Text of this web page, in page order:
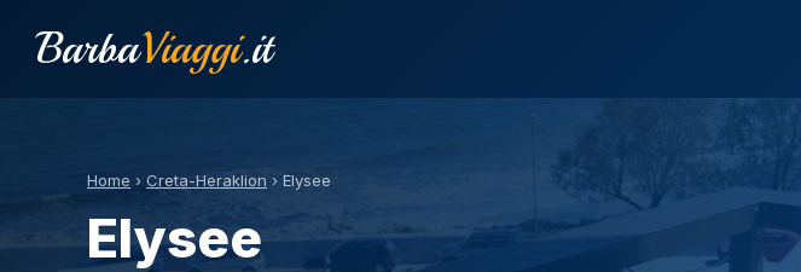
BarbaViaggi.it
Home › Creta-Heraklion › Elysee
Elysee